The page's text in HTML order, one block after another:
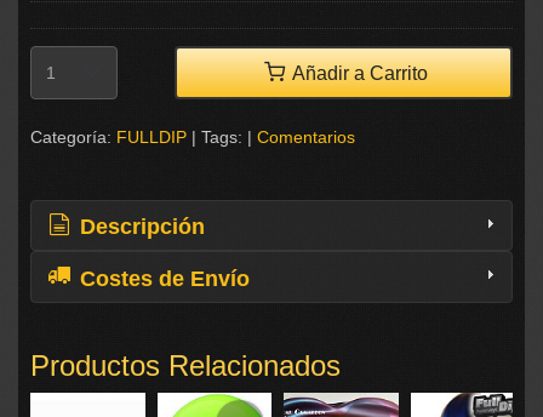
Añadir a Carrito
Categoría: FULLDIP | Tags: | Comentarios
Descripción
Costes de Envío
Productos Relacionados